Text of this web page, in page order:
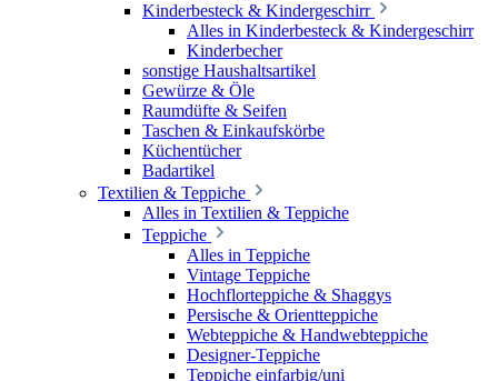
Kinderbesteck & Kindergeschirr
Alles in Kinderbesteck & Kindergeschirr
Kinderbecher
sonstige Haushaltsartikel
Gewürze & Öle
Raumdüfte & Seifen
Taschen & Einkaufskörbe
Küchentücher
Badartikel
Textilien & Teppiche
Alles in Textilien & Teppiche
Teppiche
Alles in Teppiche
Vintage Teppiche
Hochflorteppiche & Shaggys
Persische & Orientteppiche
Webteppiche & Handwebteppiche
Designer-Teppiche
Teppiche einfarbig/uni